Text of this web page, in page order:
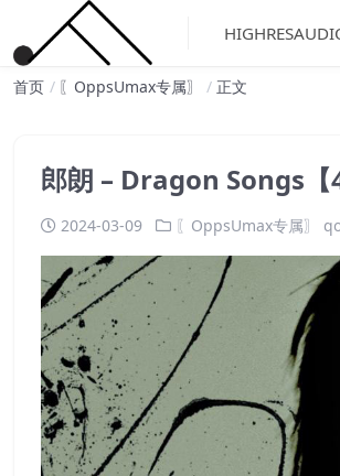
首页 〖OppsUmax专属〗 正文
郎朗 – Dragon Songs
2024-03-09 〖OppsUmax专属〗